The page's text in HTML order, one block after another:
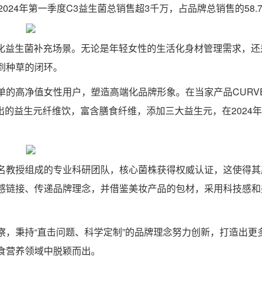
年第一季度C3益生菌总销售超3千万，占品牌总销售的
生菌补充场景。无论是年轻女性的生活化身材管理需求，
草的闭环。
高净值女性用户，塑造高端化品牌形象。在当家产品
益生元纤维饮，富含膳食纤维，添加三大益生元，在2024
授组成的专业科研团队，核心菌株获得权威认证，这使得其
接、传递品牌理念，并借鉴美妆产品的包材，采用科技感
秉持“直击问题、科学定制”的品牌理念努力创新，打造出
养领域中脱颖而出。